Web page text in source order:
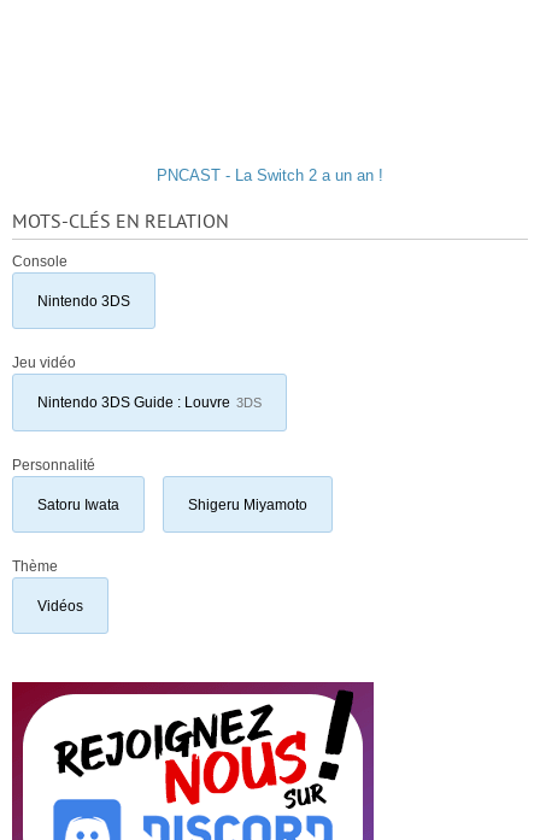
PNCAST - La Switch 2 a un an !
MOTS-CLÉS EN RELATION
Console
Nintendo 3DS
Jeu vidéo
Nintendo 3DS Guide : Louvre 3DS
Personnalité
Satoru Iwata Shigeru Miyamoto
Thème
Vidéos